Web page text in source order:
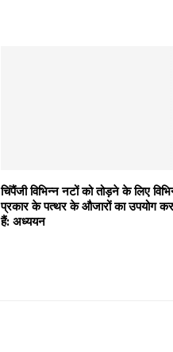
चिंपैंजी विभिन्न नटों को तोड़ने के लिए
प्रकार के पत्थर के औजारों का उपयोग
हैं: अध्ययन